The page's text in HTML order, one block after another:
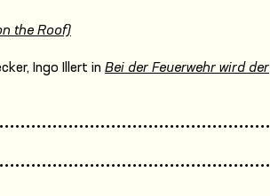
the Roof)
Ingo Illert in Bei der Feuerwehr wird der